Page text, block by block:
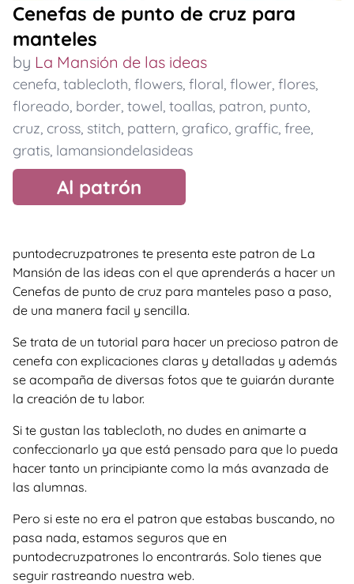
Cenefas de punto de cruz para
manteles
by La Mansión de las ideas
cenefa, tablecloth, flowers, floral, flower, flores,
floreado, border, towel, toallas, patron, punto,
cruz, cross, stitch, pattern, grafico, graffic, free,
gratis, lamansiondelasideas
Al patrón
puntodecruzpatrones te presenta este patron de La
Mansión de las ideas con el que aprenderás a hacer un
Cenefas de punto de cruz para manteles paso a paso,
de una manera facil y sencilla.
Se trata de un tutorial para hacer un precioso patron de
cenefa con explicaciones claras y detalladas y además
se acompaña de diversas fotos que te guiarán durante
la creación de tu labor.
Si te gustan las tablecloth, no dudes en animarte a
confeccionarlo ya que está pensado para que lo pueda
hacer tanto un principiante como la más avanzada de
las alumnas.
Pero si este no era el patron que estabas buscando, no
pasa nada, estamos seguros que en
puntodecruzpatrones lo encontrarás. Solo tienes que
seguir rastreando nuestra web.